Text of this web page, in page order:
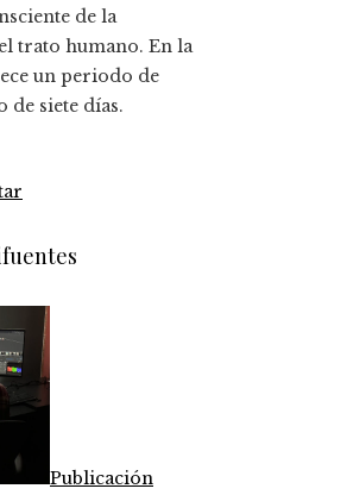
de la
trato humano. En la
un periodo de
de siete días.
Publicación